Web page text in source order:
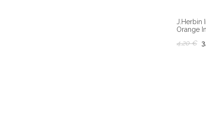
J.Herbin
Orange
4,20 €